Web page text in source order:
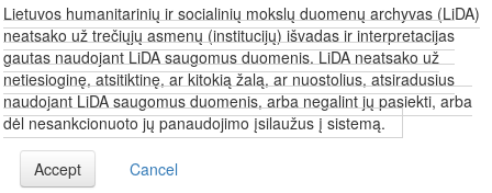
Lietuvos humanitarinių ir socialinių mokslų duomenų archyvas (LiDA)
neatsako už trečiųjų asmenų (institucijų) išvadas ir interpretacijas
gautas naudojant LiDA saugomus duomenis. LiDA neatsako už
netiesioginę, atsitiktinę, ar kitokią žalą, ar nuostolius, atsiradusius
naudojant LiDA saugomus duomenis, arba negalint jų pasiekti, arba
dėl nesankcionuoto jų panaudojimo įsilaužus į sistemą.
Accept Cancel